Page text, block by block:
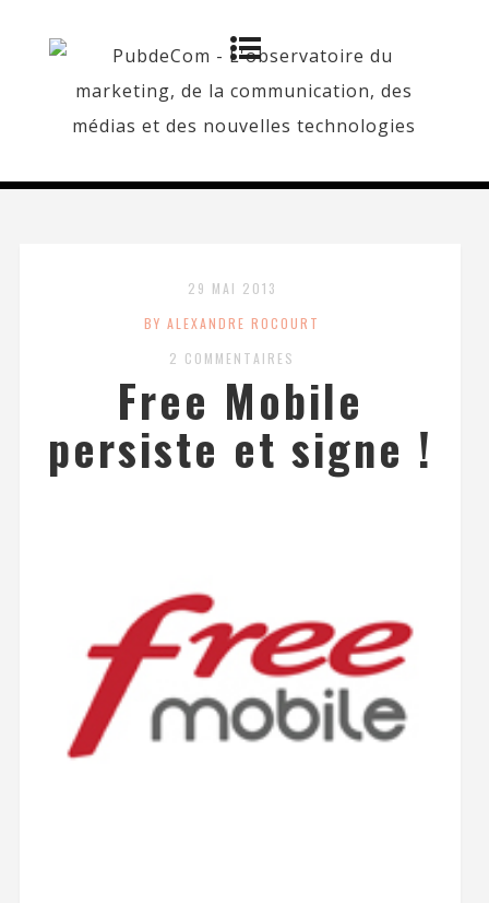
29 MAI 2013
BY ALEXANDRE ROCOURT
2 COMMENTAIRES
Free Mobile
persiste et signe !